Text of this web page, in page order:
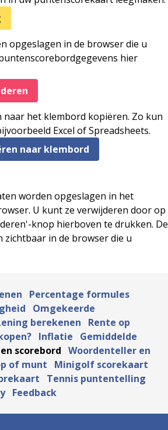
opgeslagen in de browser die u
hier
het klembord kopiëren. Zo kun
Excel of Spreadsheets.
naar klembord
worden opgeslagen in het
U kunt ze verwijderen door op
knop hierboven te drukken. De
zichtbaar in de browser die u
Percentage formules
Omgekeerde
berekenen
Rente op
Inflatie
Gemiddelde
scorebord Woordenteller en
of munt
Minigolf scorekaart
Tennis puntentelling
Feedback